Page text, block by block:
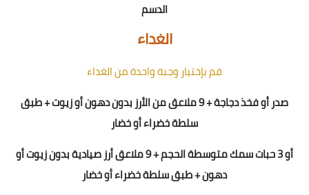
الدسم
الغداء
قم بإختيار وجبة واحدة من الغداء
صدر أو فخذ دجاجة + 9 ملاعق من الأرز بدون دهون أو زيوت + طبق
سلطة خضراء أو خضار
أو 3 حبات سمك متوسطة الحجم + 9 ملاعق أرز صيادية بدون زيوت أو
دهون + طبق سلطة خضراء أو خضار